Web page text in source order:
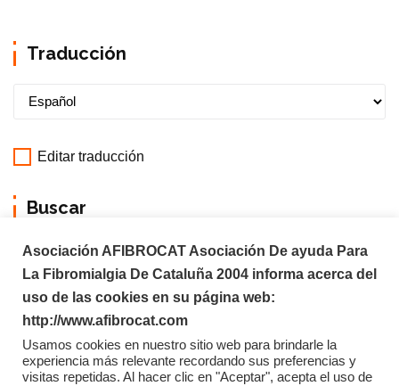
Traducción
Editar traducción
Buscar
Asociación AFIBROCAT Asociación De ayuda Para
La Fibromialgia De Cataluña 2004 informa acerca del
uso de las cookies en su página web:
http://www.afibrocat.com
Usamos cookies en nuestro sitio web para brindarle la
experiencia más relevante recordando sus preferencias y
visitas repetidas. Al hacer clic en "Aceptar", acepta el uso de